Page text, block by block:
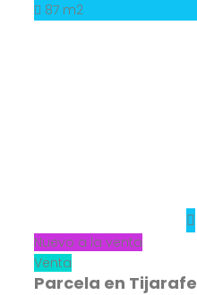
87 m2
Nuevo a la venta
Venta
Parcela en Tijarafe